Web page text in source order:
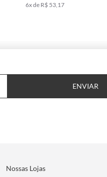
6x de R$ 53,17
ENVIAR
Nossas Lojas